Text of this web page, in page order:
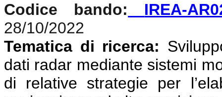
Codice bando:
IREA-
28/10/2022
Tematica di ricerca:
dati radar mediante sistemi
di relative strategie per